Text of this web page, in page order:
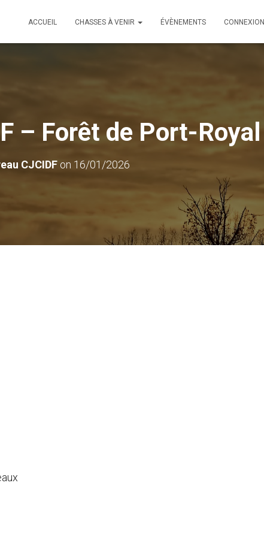
ACCUEIL CHASSES À VENIR ÉVÈNEMENTS CONNEXION
– Forêt de Port-Royal
CJCIDF on 16/01/2026